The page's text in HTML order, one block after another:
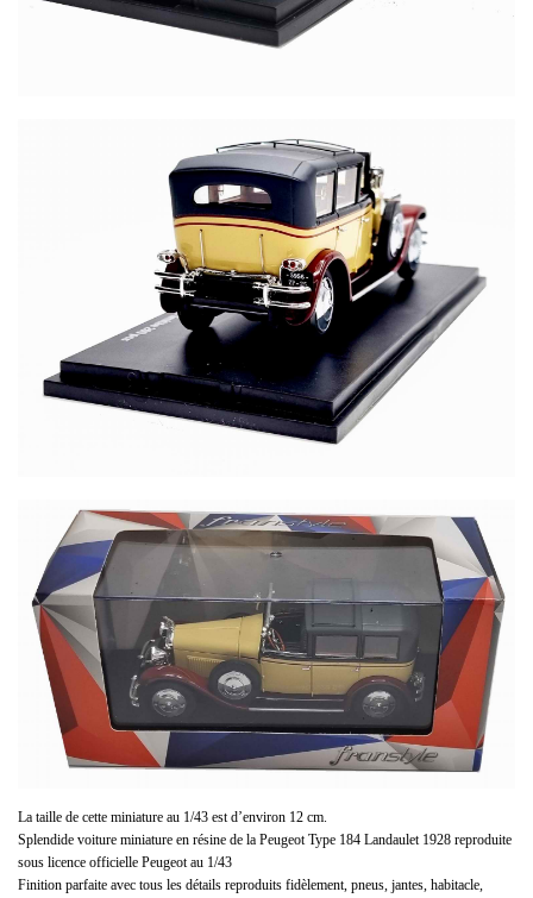
La taille de cette miniature au 1/43 est d’environ 12 cm.
Splendide voiture miniature en résine de la Peugeot Type 184 Landaulet 1928 reproduite
sous licence officielle Peugeot au 1/43
Finition parfaite avec tous les détails reproduits fidèlement, pneus, jantes, habitacle,